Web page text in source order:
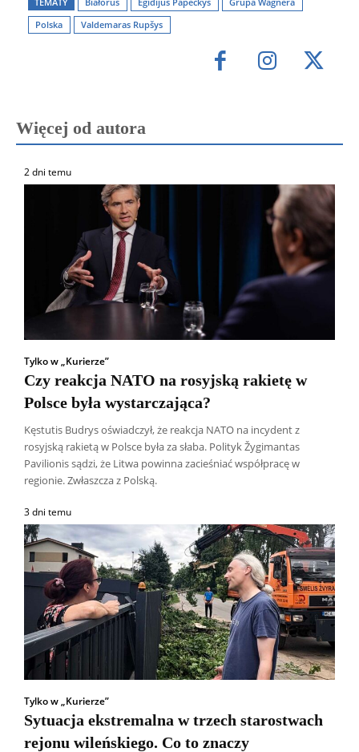
Polska
Valdemaras Rupšys
Więcej od autora
2 dni temu
Tylko w „Kurierze”
Czy reakcja NATO na rosyjską rakietę w
Polsce była wystarczająca?
Kęstutis Budrys oświadczył, że reakcja NATO na incydent z
rosyjską rakietą w Polsce była za słaba. Polityk Žygimantas
Pavilionis sądzi, że Litwa powinna zacieśniać współpracę w
regionie. Zwłaszcza z Polską.
3 dni temu
Tylko w „Kurierze”
Sytuacja ekstremalna w trzech starostwach
rejonu wileńskiego. Co to znaczy